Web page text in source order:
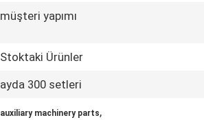
müşteri yapımı
Stoktaki Ürünler
ayda 300 setleri
auxiliary machinery parts,